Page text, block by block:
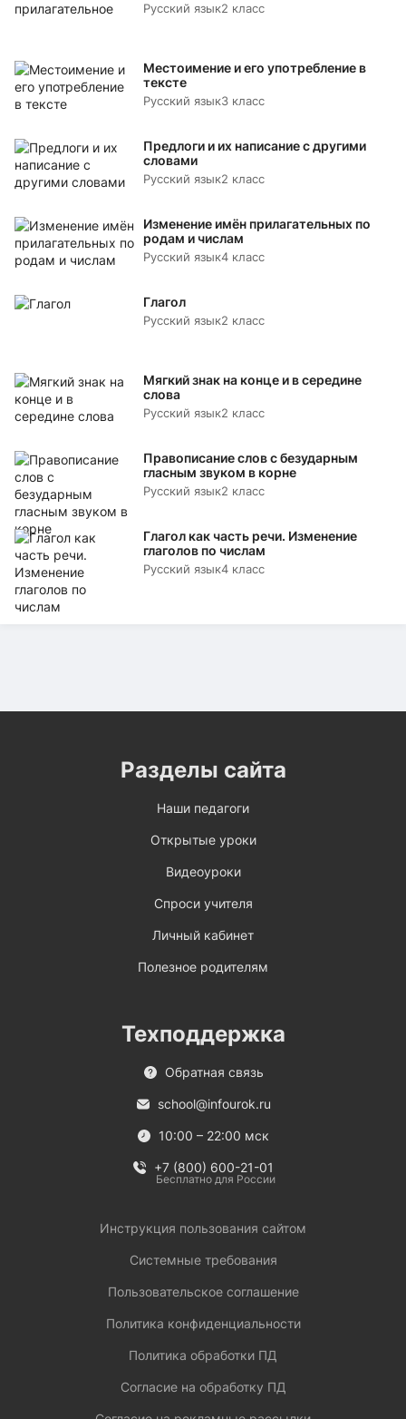
Русский язык2 класс
Местоимение и его употребление в
тексте
Русский язык3 класс
Предлоги и их написание с другими
словами
Русский язык2 класс
Изменение имён прилагательных по
родам и числам
Русский язык4 класс
Глагол
Русский язык2 класс
Мягкий знак на конце и в середине
слова
Русский язык2 класс
Правописание слов с безударным
гласным звуком в корне
Русский язык2 класс
Глагол как часть речи. Изменение
глаголов по числам
Русский язык4 класс
Разделы сайта
Наши педагоги
Открытые уроки
Видеоуроки
Спроси учителя
Личный кабинет
Полезное родителям
Техподдержка
Обратная связь
school@infourok.ru
10:00 – 22:00 мск
+7 (800) 600-21-01
Бесплатно для России
Инструкция пользования сайтом
Системные требования
Пользовательское соглашение
Политика конфиденциальности
Политика обработки ПД
Согласие на обработку ПД